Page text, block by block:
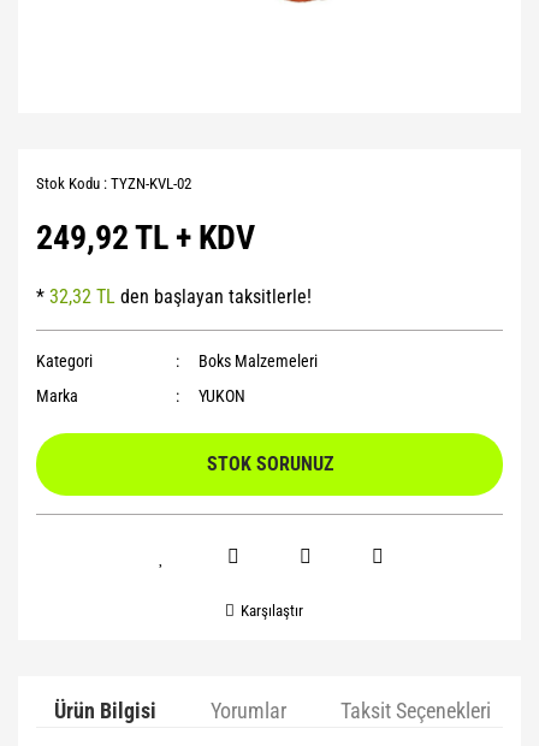
Stok Kodu : TYZN-KVL-02
249,92 TL + KDV
* 32,32 TL den başlayan taksitlerle!
Kategori
Boks Malzemeleri
Marka
YUKON
STOK SORUNUZ
Karşılaştır
Ürün Bilgisi Yorumlar Taksit Seçenekleri